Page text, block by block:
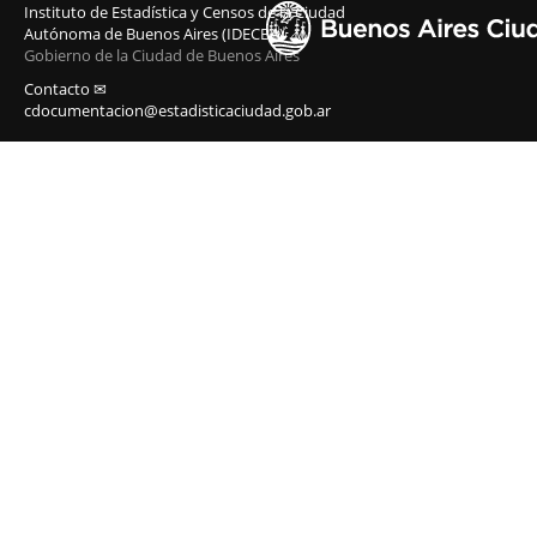
Instituto de Estadística y Censos de la Ciudad
Autónoma de Buenos Aires (IDECBA)
Gobierno de la Ciudad de Buenos Aires
Contacto ✉
cdocumentacion@estadisticaciudad.gob.ar